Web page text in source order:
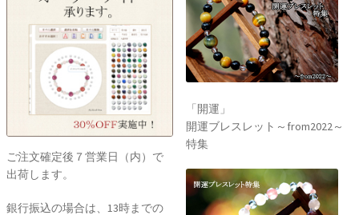
ご注文確定後７営業日（内）で
出荷します。
銀行振込の場合は、13時までの
「開運」
開運ブレスレット～from2022～
特集